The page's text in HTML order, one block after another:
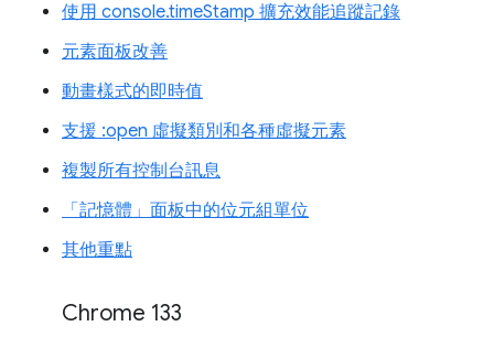
使用 console.timeStamp 擴充效能追蹤記錄
元素面板改善
動畫樣式的即時值
支援 :open 虛擬類別和各種虛擬元素
複製所有控制台訊息
「記憶體」面板中的位元組單位
其他重點
Chrome 133